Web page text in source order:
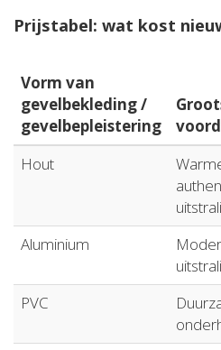
Prijstabel: wat kost
Vorm van
gevelbekleding /
gevelbepleistering
Hout
Aluminium
PVC